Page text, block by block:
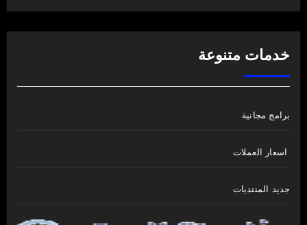
خدمات متنوعة
برامج مجانية
اسعار العملات
جديد المنتديات